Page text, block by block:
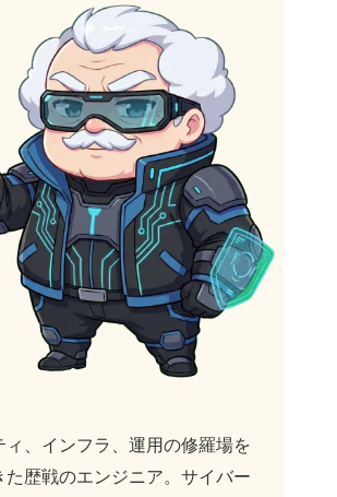
ィ、インフラ、運用の修羅場を
た歴戦のエンジニア。サイバー